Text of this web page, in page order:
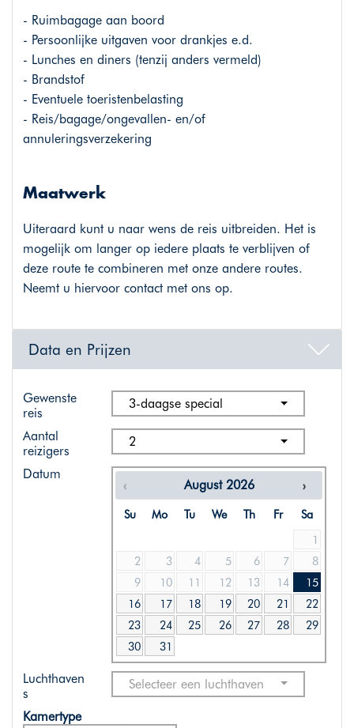
- Ruimbagage aan boord
- Persoonlijke uitgaven voor drankjes e.d.
- Lunches en diners (tenzij anders vermeld)
- Brandstof
- Eventuele toeristenbelasting
- Reis/bagage/ongevallen- en/of
annuleringsverzekering
Maatwerk
Uiteraard kunt u naar wens de reis uitbreiden. Het is
mogelijk om langer op iedere plaats te verblijven of
deze route te combineren met onze andere routes.
Neemt u hiervoor contact met ons op.
Data en Prijzen
Gewenste
reis
3-daagse special
Aantal
reizigers
2
Datum
August 2026
Su Mo Tu We Th Fr
Sa
1
2
3 4 5 6 7
8
9
10 11 12 13 14
15
16
17 18 19 20 21
22
23
24 25 26 27 28
29
30
31
Luchthaven
s
Selecteer een luchthaven
Kamertype